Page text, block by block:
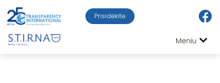
Prisidėkite
Meniu